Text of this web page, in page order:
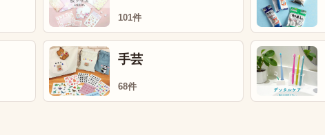
101件
手芸
68件